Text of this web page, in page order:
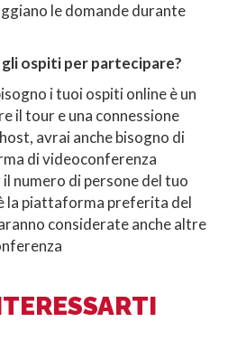
le domande durante
ospiti per partecipare?
i tuoi ospiti online è un
il tour e una connessione
avrai anche bisogno di
di videoconferenza
numero di persone del tuo
la piattaforma preferita del
considerate anche altre